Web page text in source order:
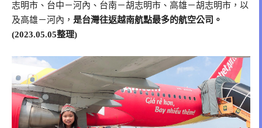
志明市、台中－河內、台南－胡志明市、高雄－胡志明市，以
及高雄－河內， 是台灣往返越南航點最多的航空公司。
(2023.05.05整理)